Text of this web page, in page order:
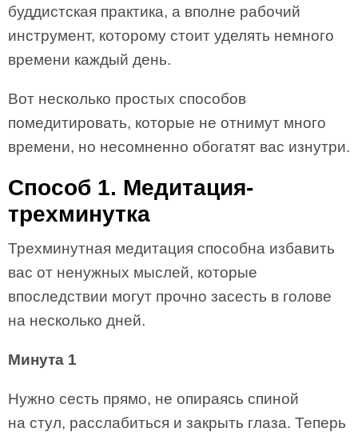
буддистская практика, а вполне рабочий
инструмент, которому стоит уделять немного
времени каждый день.
Вот несколько простых способов
помедитировать, которые не отнимут много
времени, но несомненно обогатят вас изнутри.
Способ 1. Медитация-
трехминутка
Трехминутная медитация способна избавить
вас от ненужных мыслей, которые
впоследствии могут прочно засесть в голове
на несколько дней.
Минута 1
Нужно сесть прямо, не опираясь спиной
на стул, расслабиться и закрыть глаза. Теперь